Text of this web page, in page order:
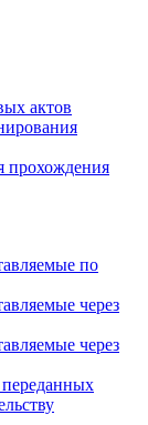
актов
прохождения
по
через
через
переданных